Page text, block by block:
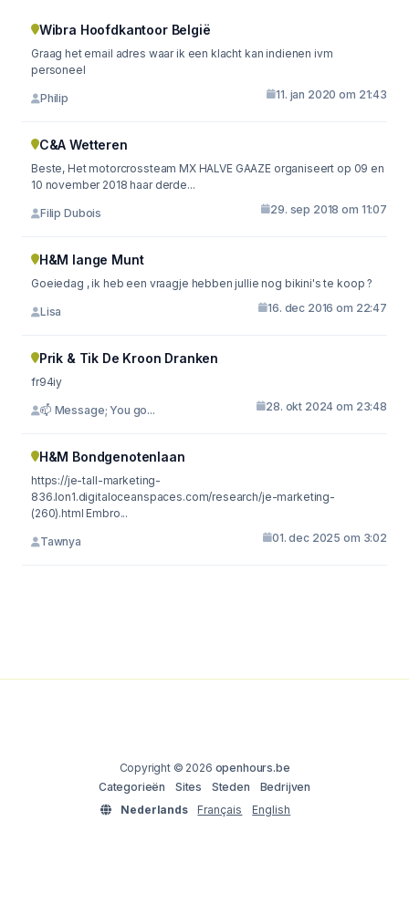
Wibra Hoofdkantoor België
Graag het email adres waar ik een klacht kan indienen ivm
personeel
Philip 11. jan 2020 om 21:43
C&A Wetteren
Beste, Het motorcrossteam MX HALVE GAAZE organiseert op 09 en
10 november 2018 haar derde...
Filip Dubois 29. sep 2018 om 11:07
H&M lange Munt
Goeiedag , ik heb een vraagje hebben jullie nog bikini's te koop ?
Lisa 16. dec 2016 om 22:47
Prik & Tik De Kroon Dranken
fr94iy
📫 Message; You go... 28. okt 2024 om 23:48
H&M Bondgenotenlaan
https://je-tall-marketing-
836.lon1.digitaloceanspaces.com/research/je-marketing-
(260).html Embro...
Tawnya 01. dec 2025 om 3:02
Copyright © 2026 openhours.be
Categorieën
Sites Steden
Bedrijven
Nederlands
Français English